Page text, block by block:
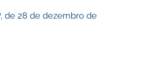
de 28 de dezembro de